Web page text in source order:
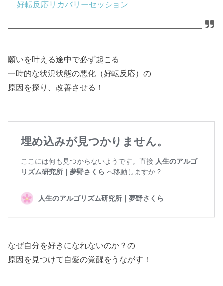
好転反応リカバリーセッション
願いを叶える途中で必ず起こる
一時的な状況状態の悪化（好転反応）の
原因を探り、改善させる！
なぜ自分を好きになれないのか？の
原因を見つけて自愛の覚醒をうながす！